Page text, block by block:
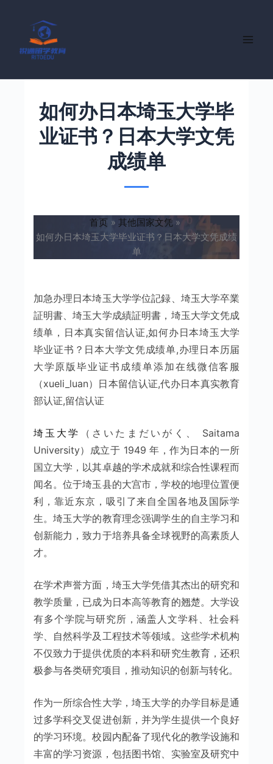
如何办日本埼玉大学毕
业证书？日本大学文凭
成绩单
首页
其他国家文凭
如何办日本埼玉大学毕业证书？日本大学文凭成绩
单
加急办理日本埼玉大学学位記録、埼玉大学卒業
証明書、埼玉大学成績証明書，埼玉大学文凭成
绩单，日本真实留信认证,如何办日本埼玉大学
毕业证书？日本大学文凭成绩单,办理日本历届
大学原版毕业证书成绩单添加在线微信客服
（xueli_luan）日本留信认证,代办日本真实教育
部认证,留信认证
埼玉大学
（さいたまだいがく、 Saitama
University）成立于 1949 年，作为日本的一所
国立大学，以其卓越的学术成就和综合性课程而
闻名。位于埼玉县的大宫市，学校的地理位置便
利，靠近东京，吸引了来自全国各地及国际学
生。埼玉大学的教育理念强调学生的自主学习和
创新能力，致力于培养具备全球视野的高素质人
才。
在学术声誉方面，埼玉大学凭借其杰出的研究和
教学质量，已成为日本高等教育的翘楚。大学设
有多个学院与研究所，涵盖人文学科、社会科
学、自然科学及工程技术等领域。这些学术机构
不仅致力于提供优质的本科和研究生教育，还积
极参与各类研究项目，推动知识的创新与转化。
作为一所综合性大学，埼玉大学的办学目标是通
过多学科交叉促进创新，并为学生提供一个良好
的学习环境。校园内配备了现代化的教学设施和
丰富的学习资源，包括图书馆、实验室及研究中